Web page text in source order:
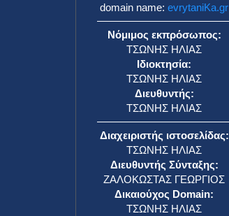
domain name:evrytaniKa.gr
Νόμιμος εκπρόσωπος:
ΤΣΩΝΗΣ ΗΛΙΑΣ
Ιδιοκτησία:
ΤΣΩΝΗΣ ΗΛΙΑΣ
Διευθυντής:
ΤΣΩΝΗΣ ΗΛΙΑΣ
Διαχειριστής ιστοσελίδας:
ΤΣΩΝΗΣ ΗΛΙΑΣ
Διευθυντής Σύνταξης:
ΖΑΛΟΚΩΣΤΑΣ ΓΕΩΡΓΙΟΣ
Δικαιούχος Domain:
ΤΣΩΝΗΣ ΗΛΙΑΣ